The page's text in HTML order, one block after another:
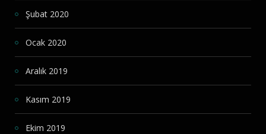
Şubat 2020
Ocak 2020
Aralık 2019
Kasım 2019
Ekim 2019